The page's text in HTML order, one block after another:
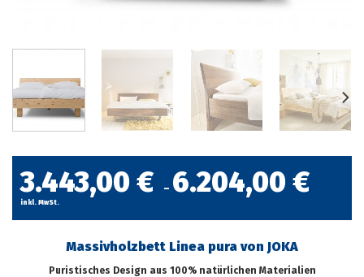
3.443,00 € – 6.204,00 €
inkl. MwSt.
Massivholzbett Linea pura von JOKA
Puristisches Design aus 100% natürlichen Materialien